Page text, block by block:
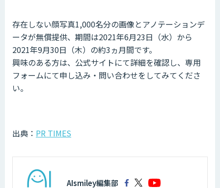
存在しない顔写真1,000名分の画像とアノテーションデ
ータが無償提供、期間は2021年6月23日（水）から
2021年9月30日（木）の約3ヵ月間です。
興味のある方は、公式サイトにて詳細を確認し、専用
フォームにて申し込み・問い合わせをしてみてくださ
い。
出典： PR TIMES
AIsmiley編集部